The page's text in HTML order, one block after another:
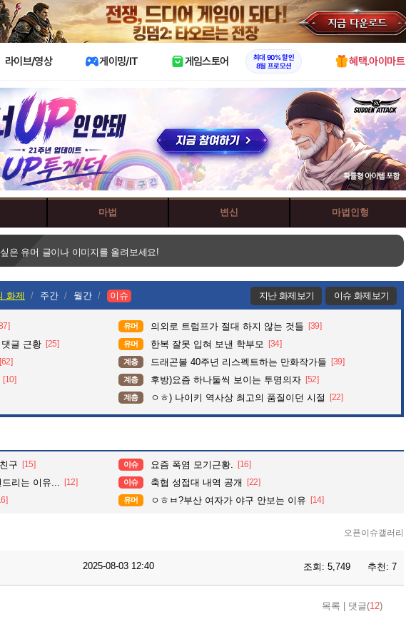
X
라이브/영상 게이밍/IT 게임스토어
최대 90% 할인
8월 프로모션
혜택.아이마트
마법 변신 마법인형
은 유머 글이나 이미지를 올려보세요!
화제 주간 월간 이슈 지난 화제보기 이슈 화제보기
유머 의외로 트럼프가 절대 하지 않는 것들 [39]
글 근황 [25] 유머 한복 잘못 입혀 보낸 학부모 [34]
[62] 계층 드래곤볼 40주년 리스펙트하는 만화작가들 [39]
[10] 계층 후방)요즘 하나둘씩 보이는 투명의자 [52]
계층 ㅇㅎ) 나이키 역사상 최고의 품질이던 시절 [22]
구 [15] 이슈 요즘 폭염 모기근황. [16]
리는 이유... [12] 이슈 축협 성접대 내역 공개 [22]
유머 ㅇㅎㅂ?부산 여자가 야구 안보는 이유 [14]
오픈이슈갤러리
2025-08-03 12:40 조회: 5,749 추천: 7
목록 댓글(12)